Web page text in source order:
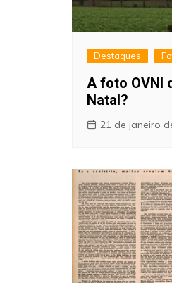
Destaques
A foto OVNI
Natal?
21 de janeiro